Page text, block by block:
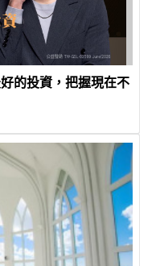
的投資，把握現在不